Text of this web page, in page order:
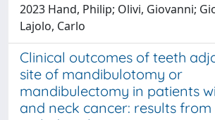
2023 Hand, Philip; Olivi, Giovanni;
Lajolo, Carlo
Clinical outcomes of teeth
site of mandibulotomy or
mandibulectomy in patients
and neck cancer: results from